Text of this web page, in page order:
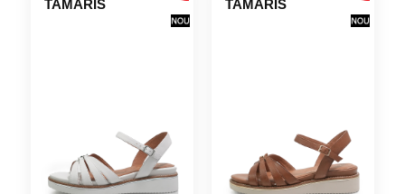
TAMARIS
TAMARIS